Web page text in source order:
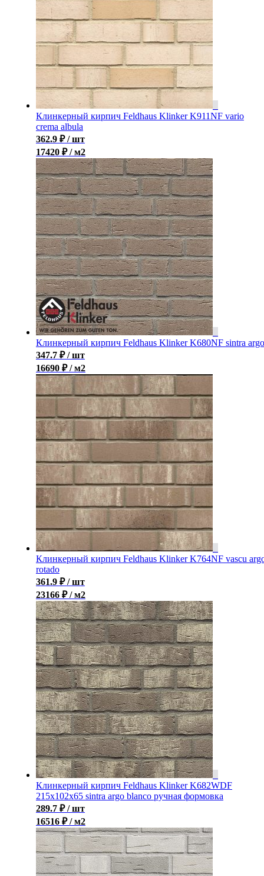
Клинкерный кирпич Feldhaus Klinker K911NF vario
crema albula
362.9 ₽ / шт
17420 ₽ / м2
Клинкерный кирпич Feldhaus Klinker K680NF sintra argo
347.7 ₽ / шт
16690 ₽ / м2
Клинкерный кирпич Feldhaus Klinker K764NF vascu
rotado
361.9 ₽ / шт
23166 ₽ / м2
Клинкерный кирпич Feldhaus Klinker K682WDF
215x102x65 sintra argo blanco ручная формовка
289.7 ₽ / шт
16516 ₽ / м2